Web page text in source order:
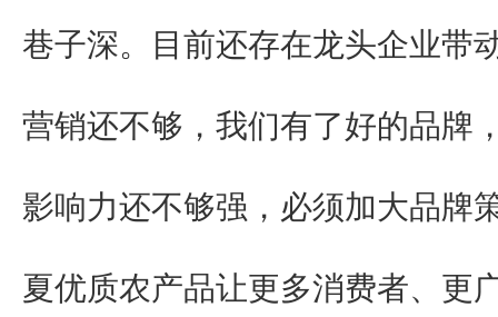
巷子深。目前还存在龙头企业带
营销还不够，我们有了好的品牌
影响力还不够强，必须加大品牌
夏优质农产品让更多消费者、更